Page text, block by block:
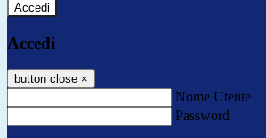
Accedi
Accedi
button close ×
Nome Utente
Password